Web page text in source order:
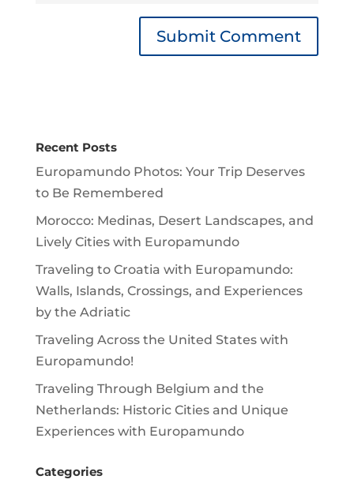
Recent Posts
Europamundo Photos: Your Trip Deserves
to Be Remembered
Morocco: Medinas, Desert Landscapes, and
Lively Cities with Europamundo
Traveling to Croatia with Europamundo:
Walls, Islands, Crossings, and Experiences
by the Adriatic
Traveling Across the United States with
Europamundo!
Traveling Through Belgium and the
Netherlands: Historic Cities and Unique
Experiences with Europamundo
Categories